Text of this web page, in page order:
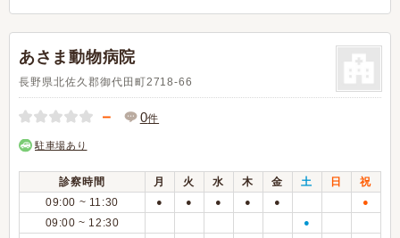
あさま動物病院
長野県北佐久郡御代田町2718-66
－ 0件
駐車場あり
診察時間 月 火 水 木 金 土 日
祝
09:00 ~ 11:30
● ● ● ● ● ●
09:00 ~ 12:30 ●